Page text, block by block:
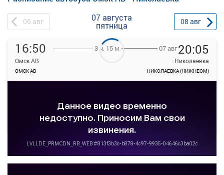
06 авг 07 августа
пятница 08 авг
16:50
Омск АВ
ОМСК АВ
3 ч. 15 м 07 авг20:05
Николаевка
НИКОЛАЕВКА (НИЖНЕОМ)
Детали рейса
Подробнее
—